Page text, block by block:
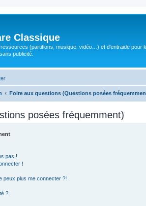
Classique
(partitions, musique, vidéo…) et d'entraide pour
publicité.
Foire aux questions (Questions posées
posées fréquemment)
pas !
!
peux plus me connecter ?!
?